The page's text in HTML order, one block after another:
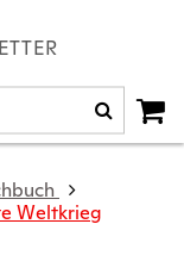
Weltkrieg